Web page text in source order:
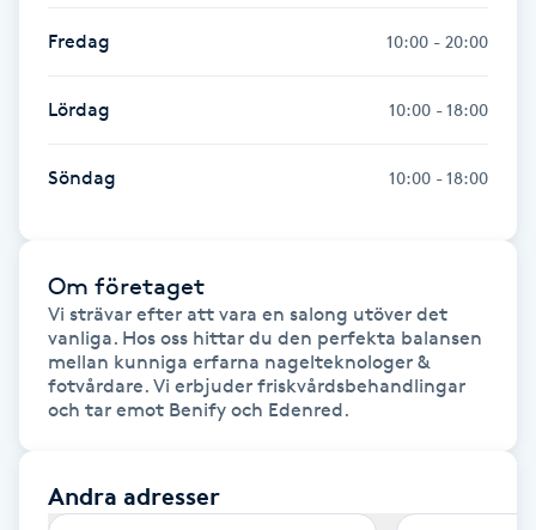
Koppningsmassage
Kosmetisk tatuering
Kostrådgivning
Kroppspeeling
Käkledsbehandling
Kärlbehandling
L
Laserbehandling
Fredag 10:00 - 20:00
Lördag 10:00 - 18:00
Söndag 10:00 - 18:00
Om företaget
Vi strävar efter att vara en salong utöver det
vanliga. Hos oss hittar du den perfekta balansen
mellan kunniga erfarna nagelteknologer &
fotvårdare. Vi erbjuder friskvårdsbehandlingar
och tar emot Benify och Edenred.
Andra adresser